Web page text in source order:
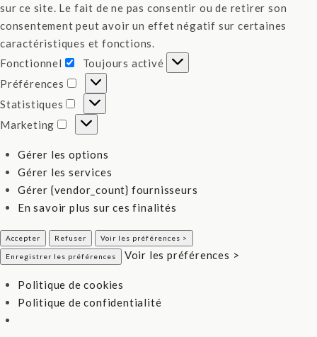
sur ce site. Le fait de ne pas consentir ou de retirer son
consentement peut avoir un effet négatif sur certaines
caractéristiques et fonctions.
Fonctionnel
Fonctionnel
Toujours activé
Préférences
Préférences
Statistiques
Statistiques
Marketing
Marketing
Gérer les options
Gérer les services
Gérer {vendor_count} fournisseurs
En savoir plus sur ces finalités
Accepter Refuser Voir les préférences >
Enregistrer les préférences Voir les préférences >
Politique de cookies
Politique de confidentialité